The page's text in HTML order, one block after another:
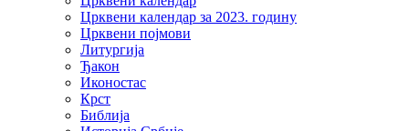
Црквени календар за 2023. годину
Црквени појмови
Литургија
Ђакон
Иконостас
Крст
Библија